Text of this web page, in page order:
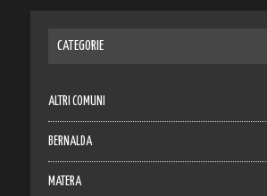
CATEGORIE
ALTRI COMUNI
BERNALDA
MATERA